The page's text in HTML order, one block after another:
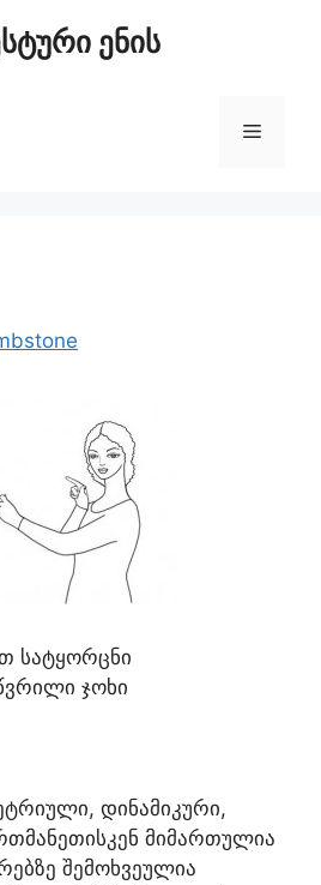
ენის
სატყორცნი
ჯოხი
დინამიკური,
მიმართულია
შემოხვეულია